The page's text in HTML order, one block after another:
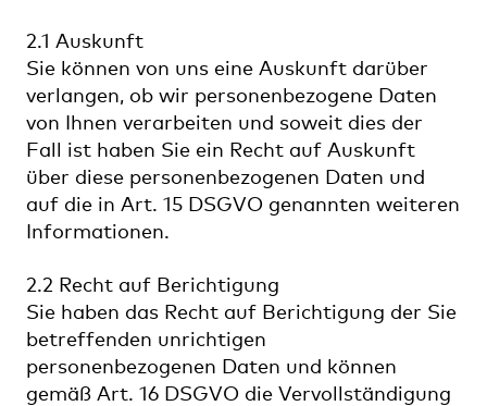
2.1 Auskunft
Sie können von uns eine Auskunft darüber
verlangen, ob wir personenbezogene Daten
von Ihnen verarbeiten und soweit dies der
Fall ist haben Sie ein Recht auf Auskunft
über diese personenbezogenen Daten und
auf die in Art. 15 DSGVO genannten weiteren
Informationen.
2.2 Recht auf Berichtigung
Sie haben das Recht auf Berichtigung der Sie
betreffenden unrichtigen
personenbezogenen Daten und können
gemäß Art. 16 DSGVO die Vervollständigung